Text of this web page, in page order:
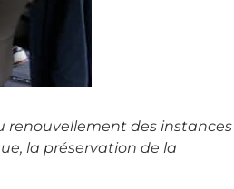
renouvellement des instances
la préservation de la